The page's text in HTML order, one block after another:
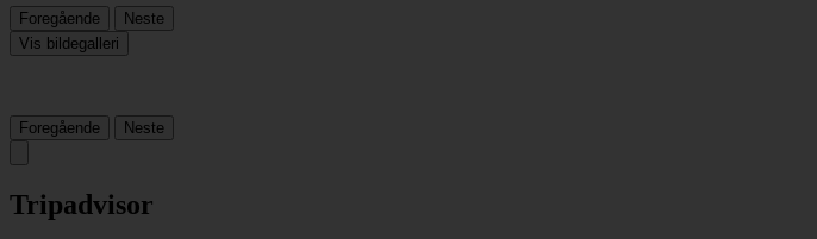
Foregående
Neste
Vis bildegalleri
Foregående Neste
Tripadvisor